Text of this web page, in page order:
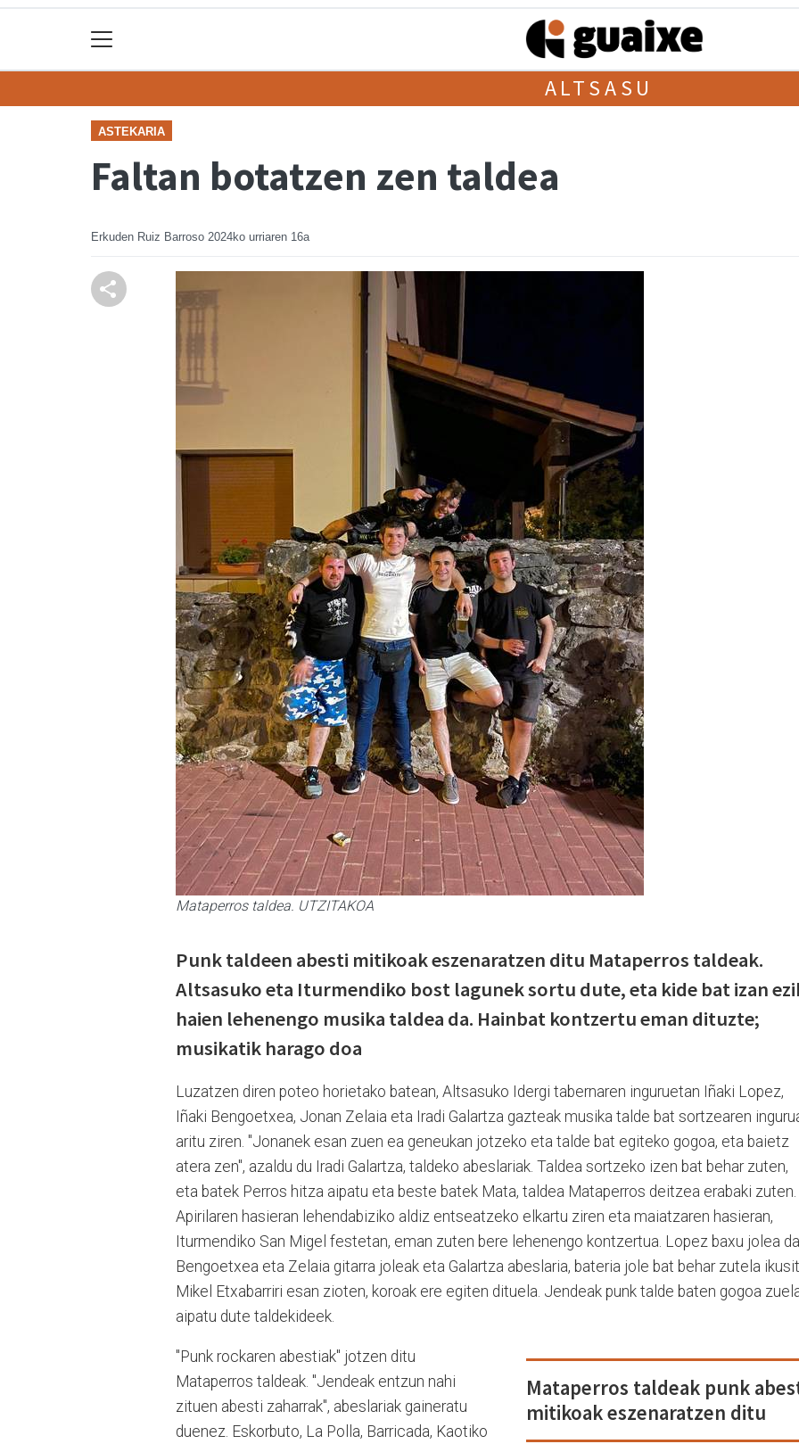
ALTSASU
ASTEKARIA
Faltan botatzen zen taldea
Erkuden Ruiz Barroso 2024ko urriaren 16a
Mataperros taldea. UTZITAKOA
Punk taldeen abesti mitikoak eszenaratzen ditu Mataperros taldeak.
Altsasuko eta Iturmendiko bost lagunek sortu dute, eta kide bat izan
haien lehenengo musika taldea da. Hainbat kontzertu eman dituzte;
musikatik harago doa
Luzatzen diren poteo horietako batean, Altsasuko Idergi tabernaren inguruetan Iñaki Lopez,
Iñaki Bengoetxea, Jonan Zelaia eta Iradi Galartza gazteak musika talde bat sortzearen
aritu ziren. "Jonanek esan zuen ea geneukan jotzeko eta talde bat egiteko gogoa, eta baietz
atera zen", azaldu du Iradi Galartza, taldeko abeslariak. Taldea sortzeko izen bat behar zuten,
eta batek Perros hitza aipatu eta beste batek Mata, taldea Mataperros deitzea erabaki zuten.
Apirilaren hasieran lehendabiziko aldiz entseatzeko elkartu ziren eta maiatzaren hasieran,
Iturmendiko San Migel festetan, eman zuten bere lehenengo kontzertua. Lopez baxu jolea
Bengoetxea eta Zelaia gitarra joleak eta Galartza abeslaria, bateria jole bat behar zutela
Mikel Etxabarriri esan zioten, koroak ere egiten dituela. Jendeak punk talde baten gogoa
aipatu dute taldekideek.
Mataperros taldeak punk
mitikoak eszenaratzen ditu
"Punk rockaren abestiak" jotzen ditu
Mataperros taldeak. "Jendeak entzun nahi
zituen abesti zaharrak", abeslariak gaineratu
duenez. Eskorbuto, La Polla, Barricada, Kaotiko